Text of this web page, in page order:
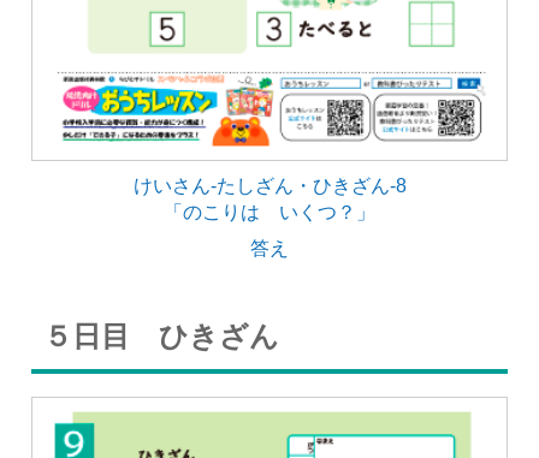
けいさん-たしざん・ひきざん-8
「のこりは いくつ？」
答え
５日目 ひきざん